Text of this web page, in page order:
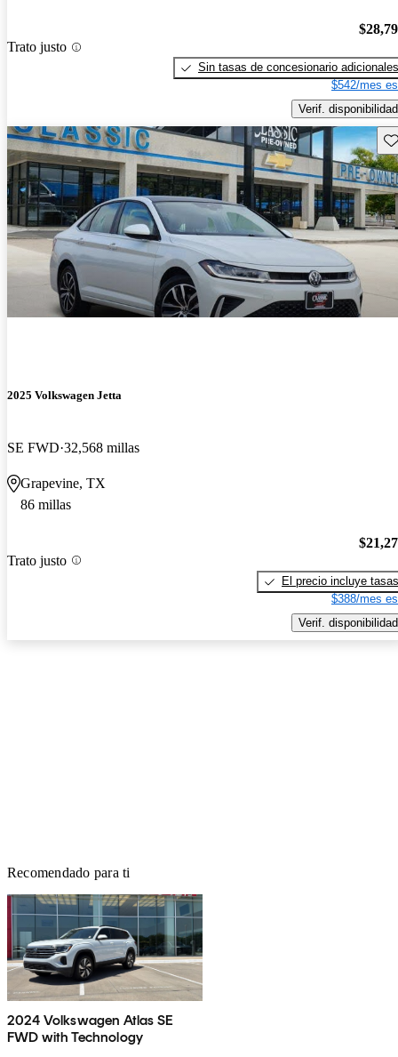
Trato justo
Sin tasas de concesionario adicionales
$542/mes
Verif. disponibilidad
2025 Volkswagen Jetta
SE FWD 32,568 millas
Grapevine, TX
86 millas
Trato justo
El precio incluye tasas
$388/mes
Verif. disponibilidad
Recomendado para ti
2024 Volkswagen Atlas SE
FWD with Technology